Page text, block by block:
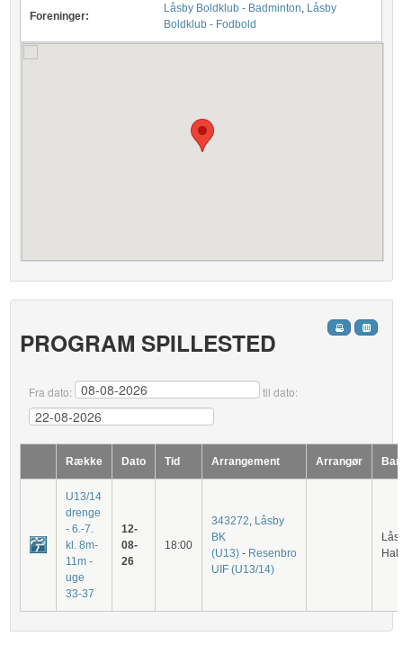
Foreninger:
Låsby Boldklub - Badminton, Låsby
Boldklub - Fodbold
PROGRAM SPILLESTED
Fra dato: til dato:
Række Dato Tid Arrangement Arrangør
U13/14
drenge
- 6.-7.
kl. 8m-
11m -
uge
33-37
12-
08-
26
18:00
343272, Låsby
BK
(U13) - Resenbro
UIF (U13/14)